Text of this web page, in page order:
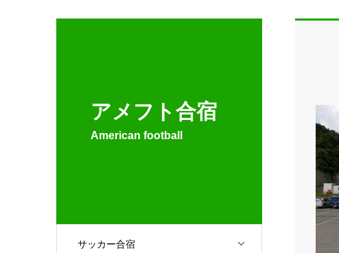
アメフト合宿
American football
サッカー合宿